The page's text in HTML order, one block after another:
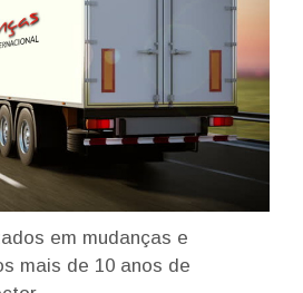
em mudanças e
mais de 10 anos de